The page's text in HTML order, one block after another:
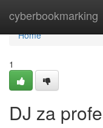
cyberbookmarking
Home
Home
1
DJ za